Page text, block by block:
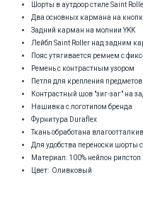
Шорты в аутдоор стиле Saint
Два основных кармана на
Задний карман на молнии YKK
Лейбл Saint Roller над задним
Пояс утягивается ремнем с
Ремень с контрастным узором
Петля для крепления предметов
Контрастный шов "зиг-заг" на
Нашивка с логотипом бренда
Фурнитура Duraflex
Ткань обработана
Для удобства переноски
Материал: 100% нейлон рипстоп
Цвет: Оливковый